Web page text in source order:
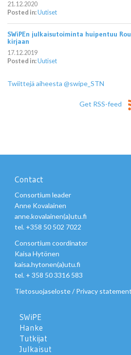
21.12.2020
Posted in:Uutiset
SWiPEn julkaisutoiminta huipentuu
kirjaan
17.12.2019
Posted in:Uutiset
Twiittejä aiheesta @swipe_STN
Get RSS-feed
Contact
Consortium leader
Anne Kovalainen
anne.kovalainen(a)utu.fi
tel. +358 50 502 7022
Consortium coordinator
Kaisa Hytönen
kaisa.hytonen(a)utu.fi
tel. + 358 50 3316 583
Tietosuojaseloste/ Privacy statement
SWiPE
Hanke
Tutkijat
Julkaisut